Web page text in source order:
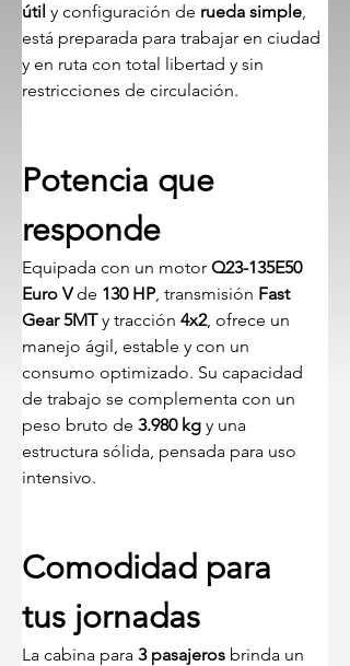
útil y configuración de rueda simple,
está preparada para trabajar en ciudad
y en ruta con total libertad y sin
restricciones de circulación.
Potencia que
responde
Equipada con un motor Q23-135E50
Euro V de 130 HP, transmisión Fast
Gear 5MT y tracción 4x2, ofrece un
manejo ágil, estable y con un
consumo optimizado. Su capacidad
de trabajo se complementa con un
peso bruto de 3.980 kg y una
estructura sólida, pensada para uso
intensivo.
Comodidad para
tus jornadas
La cabina para 3 pasajeros brinda un